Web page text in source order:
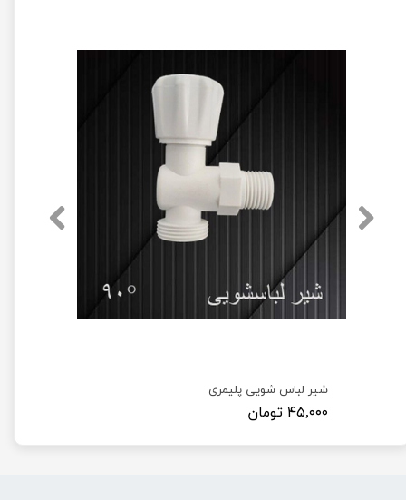
شیر لباس شویی پلیمری
۴۵,۰۰۰ تومان